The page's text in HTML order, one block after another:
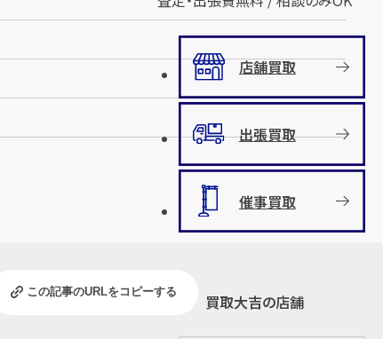
この記事のURLをコピーする
店舗買取
出張買取
催事買取
買取大吉の店舗